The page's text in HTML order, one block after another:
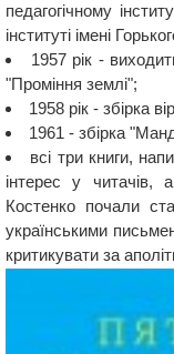
педагогічному
інституті імені
1957 рік -
"Проміння землі";
1958 рік - збірка
1961 - збірка
всі три книги,
інтерес у читачів,
Костенко почали
українськими
критикувати за